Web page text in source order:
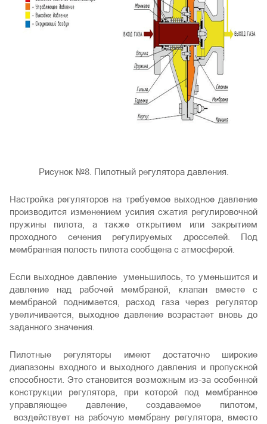
Рисунок №8. Пилотный регулятора давления.
Настройка регуляторов на требуемое выходное давление
производится изменением усилия сжатия регулировочной
пружины пилота, а также открытием или закрытием
проходного сечения регулируемых дросселей. Под
мембранная полость пилота сообщена с атмосферой.
Если выходное давление уменьшилось, то уменьшится и
давление над рабочей мембраной, клапан вместе с
мембраной поднимается, расход газа через регулятор
увеличивается, выходное давление возрастает вновь до
заданного значения.
Пилотные регуляторы имеют достаточно широкие
диапазоны входного и выходного давления и пропускной
способности. Это становится возможным из-за особенной
конструкции регулятора, при которой под мембранное
управляющее давление, создаваемое пилотом,
воздействует на рабочую мембрану регулятора, вместо